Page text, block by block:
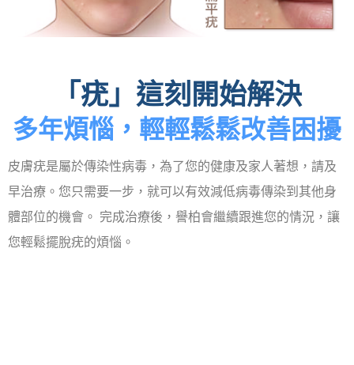
「疣」這刻開始解決
多年煩惱，輕輕鬆鬆改善困擾
皮膚疣是屬於傳染性病毒，為了您的健康及家人著想，請及
早治療。您只需要一步，就可以有效減低病毒傳染到其他身
體部位的機會。 完成治療後，譽柏會繼續跟進您的情況，讓
您輕鬆擺脫疣的煩惱。